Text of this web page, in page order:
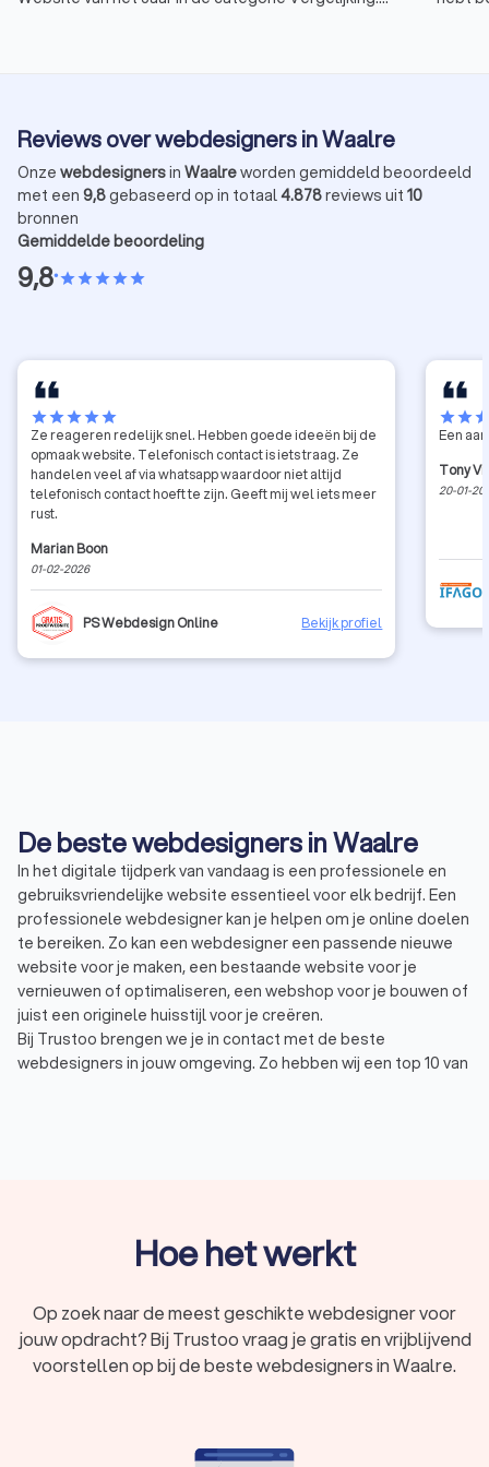
Reviews over webdesigners in Waalre
Onze webdesignersin Waalreworden gemiddeld beoordeeld
met een 9,8gebaseerd op in totaal4.878reviews uit 10
bronnen
Gemiddelde beoordeling
9,8•starstarstarstarstar
starstarstarstarstar
Ze reageren redelijk snel. Hebben goede ideeën bij de
opmaak website. Telefonisch contact is iets traag. Ze
handelen veel af via whatsapp waardoor niet altijd
telefonisch contact hoeft te zijn. Geeft mij wel iets meer
rust.
Marian Boon
01-02-2026
PS Webdesign Online Bekijk profiel
starstar
Een
Tony
20-01-
De beste webdesigners in Waalre
In het digitale tijdperk van vandaag is een professionele en
gebruiksvriendelijke website essentieel voor elk bedrijf. Een
professionele webdesigner kan je helpen om je online doelen
te bereiken. Zo kan een webdesigner een passende nieuwe
website voor je maken, een bestaande website voor je
vernieuwen of optimaliseren, een webshop voor je bouwen of
juist een originele huisstijl voor je creëren.
Bij Trustoo brengen we je in contact met de beste
webdesigners in jouw omgeving. Zo hebben wij een top 10 van
Wat doet een webdesigner?
Een webdesigner is een expert in het ontwerpen en bouwen
vaardigheden en de creativiteit van webdesigners, zijn zij in
staat om aantrekkelijke, functionele en gebruiksvriendelijke
websites te creëren. Zo kunnen webdesigners:
eenlogo ontwerpen;
Het werk van een webdesigner gaat verder dan alleen het
Hoe het werkt
Op zoek naar de meest geschikte webdesigner voor
jouw opdracht? Bij Trustoo vraag je gratis en vrijblijvend
voorstellen op bij de beste webdesigners in Waalre.